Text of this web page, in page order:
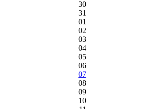
30
31
01
02
03
04
05
06
07
08
09
10